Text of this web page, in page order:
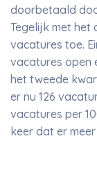
doorbetaald
Tegelijk met het
vacatures toe.
vacatures open
het tweede
er nu 126
vacatures per
keer dat er